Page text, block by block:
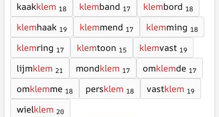
kaakklem 18 klemband 17 klembord 18
klemhaak 19 klemmend 17 klemming 18
klemring 17 klemtoon 15 klemvast 19
lijmklem 21 mondklem 17 omklemde 17
omklemme 18 persklem 18 vastklem 19
wielklem 20